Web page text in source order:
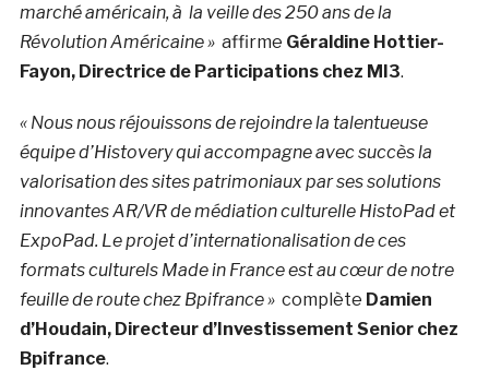
marché américain, à la veille des 250 ans de la
Révolution Américaine »affirme Géraldine Hottier-
Fayon, Directrice de Participations chez MI3.
« Nous nous réjouissons de rejoindre la talentueuse
équipe d’Histovery qui accompagne avec succès la
valorisation des sites patrimoniaux par ses solutions
innovantes AR/VR de médiation culturelle HistoPad et
ExpoPad. Le projet d’internationalisation de ces
formats culturels Made in France est au cœur de notre
feuille de route chez Bpifrance »complète Damien
d’Houdain, Directeur d’Investissement Senior chez
Bpifrance.